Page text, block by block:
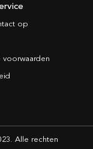
op
Alle rechten